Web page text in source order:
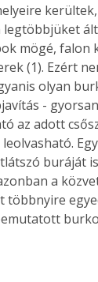
mögé, falon
(1). Ezért
olyan
-
az adott
buráját
a
többnyire